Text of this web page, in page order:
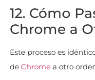
12. Cómo
Chrome a
Este proceso es
de Chrome a otro